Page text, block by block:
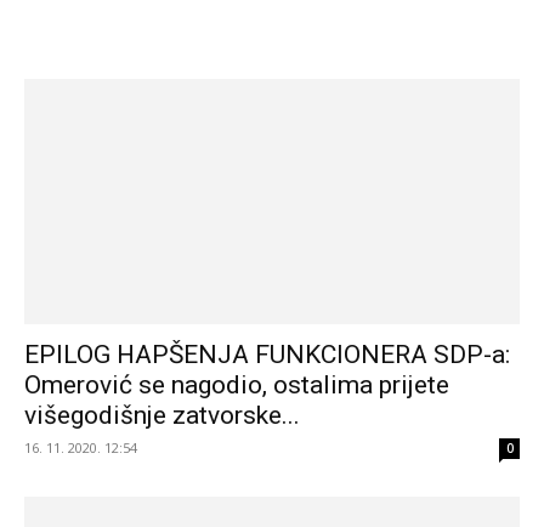
EPILOG HAPŠENJA FUNKCIONERA SDP-a:
Omerović se nagodio, ostalima prijete
višegodišnje zatvorske...
16. 11. 2020. 12:54 0